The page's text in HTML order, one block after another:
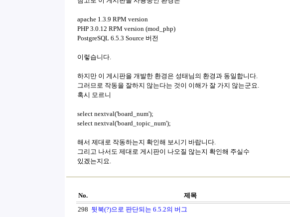
apache 1.3.9 RPM version
PHP 3.0.12 RPM version (mod_php)
PostgreSQL 6.5.3 Source 버전
이렇습니다.
하지만 이 게시판을 개발한 환경은 성태님의 환경과 동일합니다.
그러므로 작동을 잘하지 않는다는 것이 이해가 잘 가지 않는군요.
혹시 모르니
select nextval('board_num');
select nextval('board_topic_num');
해서 제대로 작동하는지 확인해 보시기 바랍니다.
그리고 나서도 제대로 게시판이 나오질 않는지 확인해 주실수
있겠는지요.
No. 제목
298 뒷북(?)으로 판단되는 6.5.2의 버그